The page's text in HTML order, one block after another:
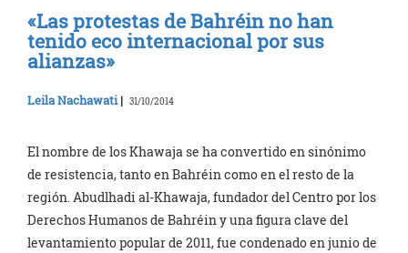
«Las protestas de Bahréin no han
tenido eco internacional por sus
alianzas»
Leila Nachawati| 31/10/2014
El nombre de los Khawaja se ha convertido en sinónimo
de resistencia, tanto en Bahréin como en el resto de la
región. Abudlhadi al-Khawaja, fundador del Centro por los
Derechos Humanos de Bahréin y una figura clave del
levantamiento popular de 2011, fue condenado en junio de